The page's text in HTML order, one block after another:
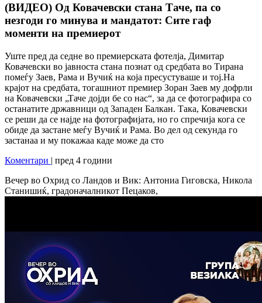
(ВИДЕО) Од Ковачевски стана Таче, па со
незгоди го минува и мандатот: Сите гаф
моменти на премиерот
Уште пред да седне во премиерската фотелја, Димитар
Ковачевски во јавноста стана познат од средбата во Тирана
помеѓу Заев, Рама и Вучиќ на која пресустуваше и тој.На
крајот на средбата, тогашниот премиер Зоран Заев му дофрли
на Ковачевски „Таче дојди бе со нас“, за да се фотографира со
останатите државници од Западен Балкан. Така, Ковачевски
се реши да се најде на фотографијата, но го спречија кога се
обиде да застане меѓу Вучиќ и Рама. Во дел од секунда го
застанаа и му покажаа каде може да сто
Коментари | пред 4 години
Вечер во Охрид со Ландов и Вик: Антониа Гиговска, Никола
Станишиќ, градоначалникот Пецаков,